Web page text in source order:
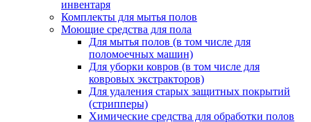
инвентаря
Комплекты для мытья полов
Моющие средства для пола
Для мытья полов (в том числе для
поломоечных машин)
Для уборки ковров (в том числе для
ковровых экстракторов)
Для удаления старых защитных покрытий
(стрипперы)
Химические средства для обработки полов